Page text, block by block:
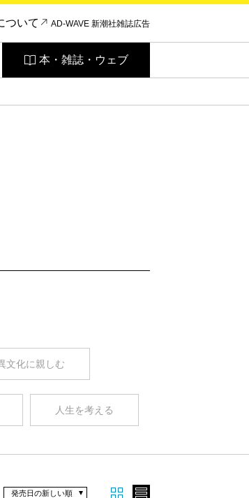
ついて AD-WAVE 新潮社雑誌広告
本・雑誌・ウェブ
文化に親しむ
人生を考える
発売日の新しい順